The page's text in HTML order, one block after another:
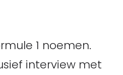
1 noemen.
interview met